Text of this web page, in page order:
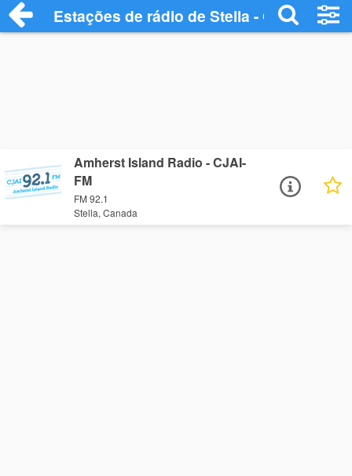
Estações de rádio de Stella - Ouça Online
Amherst Island Radio - CJAI-
FM
FM 92.1
Stella, Canada